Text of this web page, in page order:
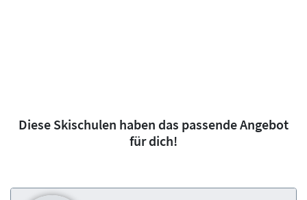
Diese Skischulen haben das passende Angebot
für dich!